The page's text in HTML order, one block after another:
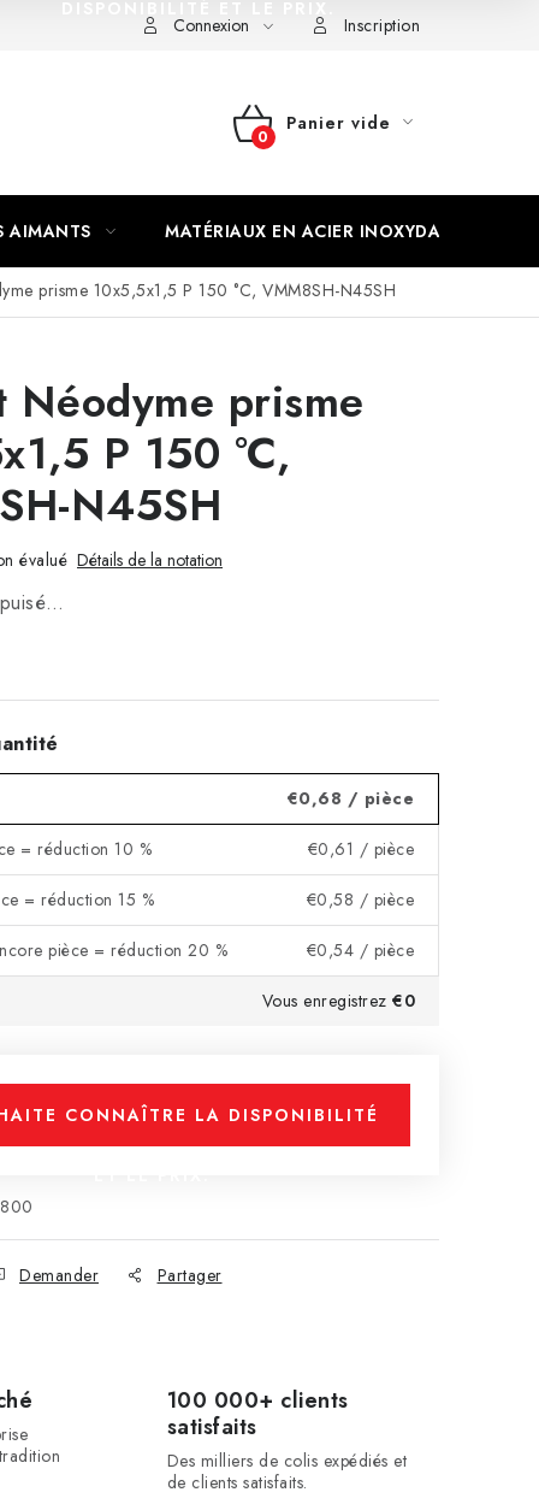
Connexion Inscription
PANIER
Panier vide
AIMANTS MATÉRIAUX EN ACIER INOXYDABLE
prisme 10x5,5x1,5 P 150 °C, VMM8SH-N45SH
Néodyme prisme
P 150 °C,
N45SH
évalué Détails de la notation
€0,68 / pièce
= réduction 10 % €0,61 / pièce
= réduction 15 % €0,58 / pièce
pièce = réduction 20 % €0,54 / pièce
Vous enregistrez €0
CONNAÎTRE LA DISPONIBILITÉ
Demander Partager
100 000+ clients
satisfaits
Des milliers de colis expédiés et
de clients satisfaits.